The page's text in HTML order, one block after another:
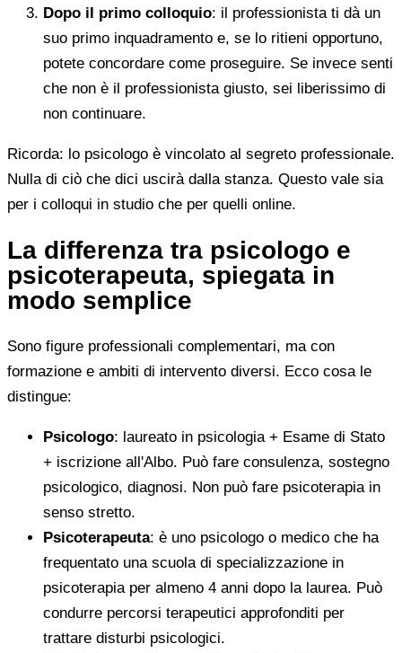
Dopo il primo colloquio: il professionista ti dà un
suo primo inquadramento e, se lo ritieni opportuno,
potete concordare come proseguire. Se invece senti
che non è il professionista giusto, sei liberissimo di
non continuare.
Ricorda: lo psicologo è vincolato al segreto professionale.
Nulla di ciò che dici uscirà dalla stanza. Questo vale sia
per i colloqui in studio che per quelli online.
La differenza tra psicologo e
psicoterapeuta, spiegata in
modo semplice
Sono figure professionali complementari, ma con
formazione e ambiti di intervento diversi. Ecco cosa le
distingue:
Psicologo: laureato in psicologia + Esame di Stato
+ iscrizione all'Albo. Può fare consulenza, sostegno
psicologico, diagnosi. Non può fare psicoterapia in
senso stretto.
Psicoterapeuta: è uno psicologo o medico che ha
frequentato una scuola di specializzazione in
psicoterapia per almeno 4 anni dopo la laurea. Può
condurre percorsi terapeutici approfonditi per
trattare disturbi psicologici.